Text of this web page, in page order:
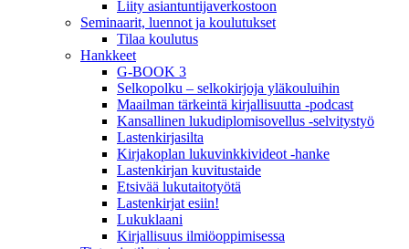
Liity asiantuntijaverkostoon
Seminaarit, luennot ja koulutukset
Tilaa koulutus
Hankkeet
G-BOOK 3
Selkopolku – selkokirjoja yläkouluihin
Maailman tärkeintä kirjallisuutta -podcast
Kansallinen lukudiplomisovellus -selvitystyö
Lastenkirjasilta
Kirjakoplan lukuvinkkivideot -hanke
Lastenkirjan kuvitustaide
Etsivää lukutaitotyötä
Lastenkirjat esiin!
Lukuklaani
Kirjallisuus ilmiöoppimisessa